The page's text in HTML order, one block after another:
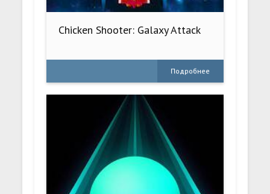
Chicken Shooter: Galaxy Attack
Подробнее